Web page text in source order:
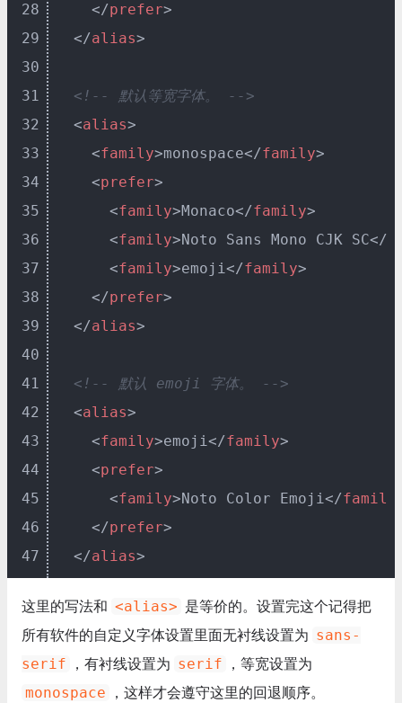
28
29
30
31
32
33
34
35
36
37
38
39
40
41
42
43
44
45
46
47
</prefer>
</alias>
<!-- 默认等宽字体。 -->
<alias>
<family>monospace</family>
<prefer>
<family>Monaco</family>
<family>Noto Sans Mono CJK SC</
<family>emoji</family>
</prefer>
</alias>
<!-- 默认 emoji 字体。 -->
<alias>
<family>emoji</family>
<prefer>
<family>Noto Color Emoji</family
</prefer>
</alias>
这里的写法和 <alias> 是等价的。设置完这个记得把
所有软件的自定义字体设置里面无衬线设置为 sans-
serif
，有衬线设置为 serif
，等宽设置为
monospace
，这样才会遵守这里的回退顺序。